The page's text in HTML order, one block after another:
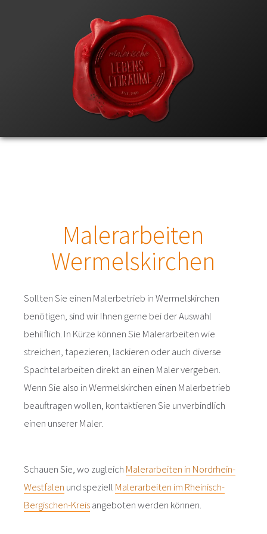
Malerarbeiten
Wermelskirchen
Sollten Sie einen Malerbetrieb in Wermelskirchen
benötigen, sind wir Ihnen gerne bei der Auswahl
behilflich. In Kürze können Sie Malerarbeiten wie
streichen, tapezieren, lackieren oder auch diverse
Spachtelarbeiten direkt an einen Maler vergeben.
Wenn Sie also in Wermelskirchen einen Malerbetrieb
beauftragen wollen, kontaktieren Sie unverbindlich
einen unserer Maler.
Schauen Sie, wo zugleich Malerarbeiten in Nordrhein-
Westfalen und speziell Malerarbeiten im Rheinisch-
Bergischen-Kreisangeboten werden können.